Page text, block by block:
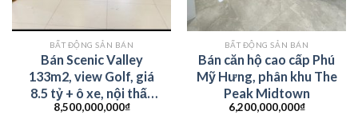
BẤT ĐỘNG SẢN BÁN
Bán Scenic Valley
133m2, view Golf, giá
8.5 tỷ + ô xe, nội thất
cao cấp, sang trọng
8,500,000,000₫
BẤT ĐỘNG SẢN BÁN
Bán căn hộ cao cấp Phú
Mỹ Hưng, phân khu The
Peak Midtown
6,200,000,000₫